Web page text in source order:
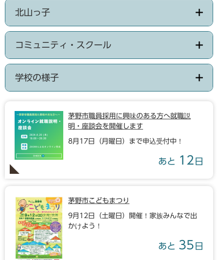
北山っ子
コミュニティ・スクール
学校の様子
茅野市職員採用に興味のある方へ就職説
明・座談会を開催します
8月17日（月曜日）まで申込受付中！
あと 12 日
茅野市こどもまつり
9月12日（土曜日）開催！家族みんなで出
かけよう！
あと 35 日